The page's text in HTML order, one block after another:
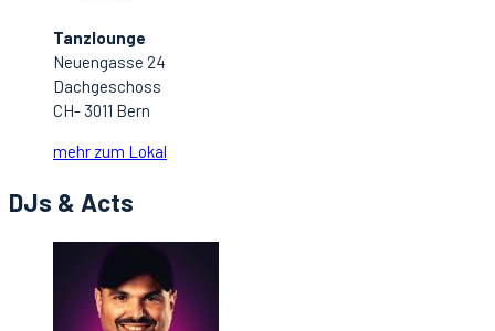
Tanzlounge
Neuengasse 24
Dachgeschoss
CH- 3011 Bern
mehr zum Lokal
DJs & Acts